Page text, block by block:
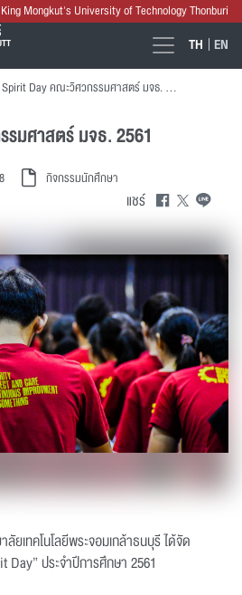
King Mongkut's University of Technology Thonburi
TH EN
Spirit Day คณะวิศวกรรมศาสตร์ มจธ. 2561
มศาสตร์ มจธ. 2561
กิจกรรมนักศึกษา
แชร์
เทคโนโลยีพระจอมเกล้าธนบุรี ได้จัด
Day” ประจำปีการศึกษา 2561